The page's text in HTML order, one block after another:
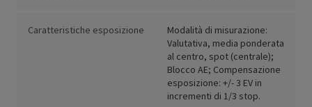
Caratteristiche esposizione
Modalità di misurazione:
Valutativa, media ponderata
al centro, spot (centrale);
Blocco AE; Compensazione
esposizione: +/- 3 EV in
incrementi di 1/3 stop.